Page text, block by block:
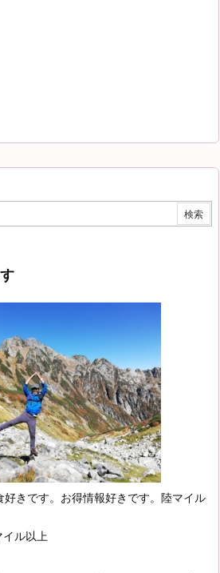
好きです。お得情報好きです。陸マイル
ル以上